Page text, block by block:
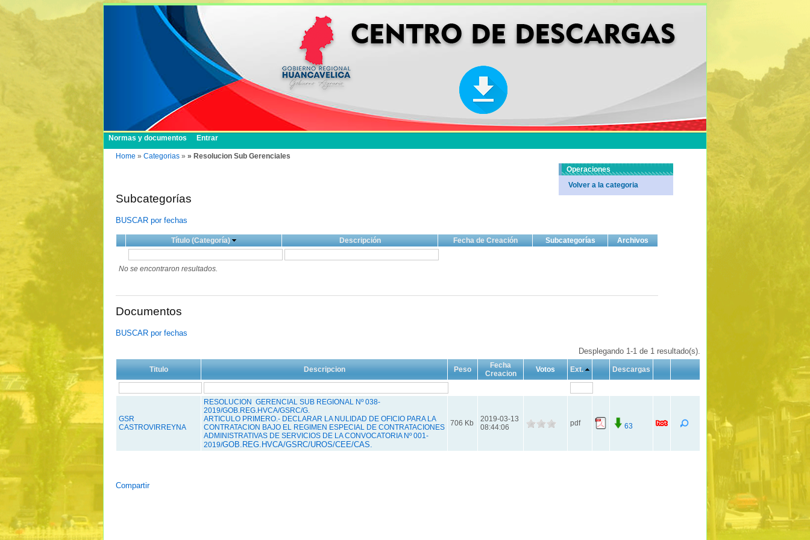
Normas y documentos Entrar
Home » Categorias » » Resolucion Sub Gerenciales
Subcategorías
BUSCAR por fechas
Título (Categoría) Descripción Fecha de Creación Subcategorías Archivos
No se encontraron resultados.
Documentos
BUSCAR por fechas
Desplegando 1-1 de 1 resultado(s).
Titulo Descripcion Peso
Fecha
Creacion
Votos Ext. Descargas
GSR
CASTROVIRREYNA
RESOLUCION GERENCIAL SUB REGIONAL Nº 038-
2019/GOB.REG.HVCA/GSRC/G.
ARTICULO PRIMERO.- DECLARAR LA NULIDAD DE OFICIO PARA LA
CONTRATACION BAJO EL REGIMEN ESPECIAL DE CONTRATACIONES
ADMINISTRATIVAS DE SERVICIOS DE LA CONVOCATORIA Nº 001-
2019/GOB.REG.HVCA/GSRC/UROS/CEE/CAS.
706 Kb
2019-03-13
08:44:06
pdf 63
Compartir
Operaciones
Volver a la categoria